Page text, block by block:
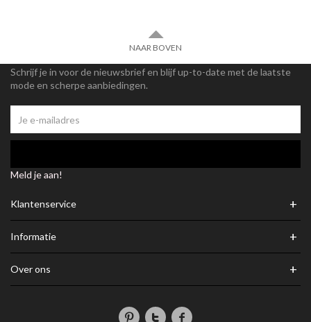
NAAR BOVEN
Schrijf je in voor de nieuwsbrief en blijf up-to-date met de laatste
mode en scherpe aanbiedingen.
Meld je aan!
Klantenservice +
Informatie +
Over ons +